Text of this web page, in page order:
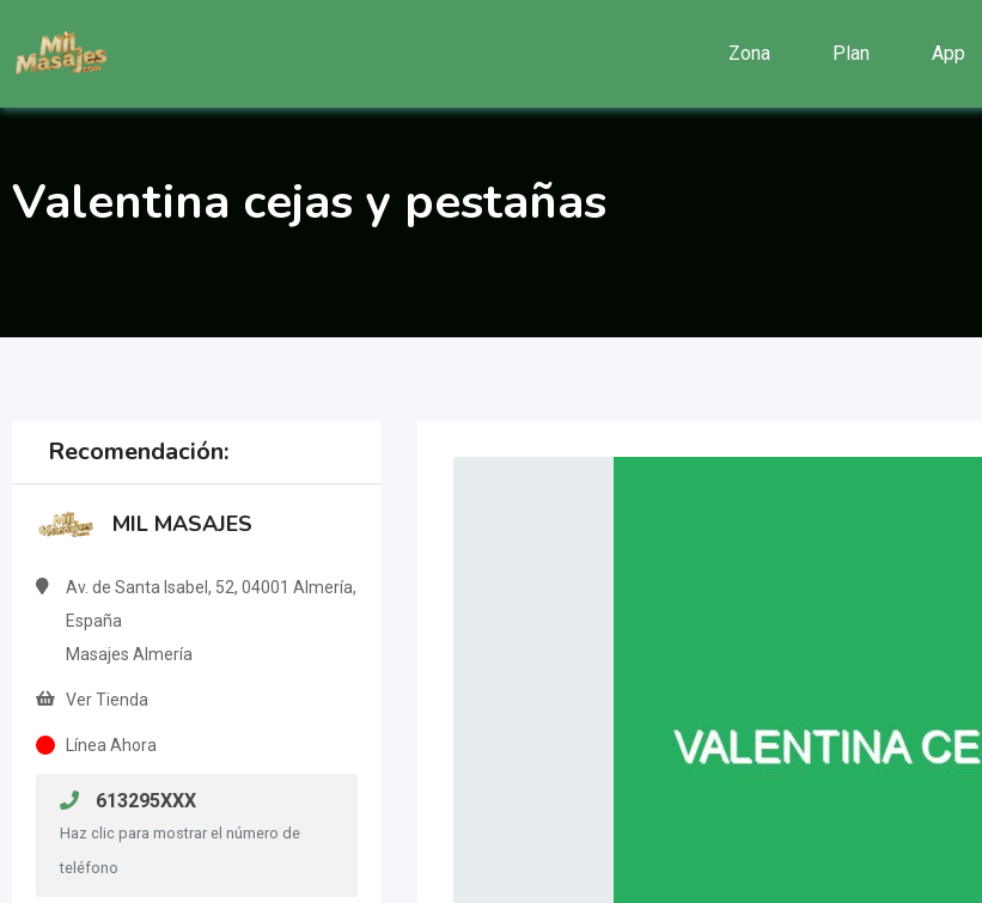
contenido
Zona Plan App
Valentina cejas y pestañas
Recomendación:
MIL MASAJES
Av. de Santa Isabel, 52, 04001 Almería,
España
Masajes Almería
Ver Tienda
Línea Ahora
613295XXX
Haz clic para mostrar el número de
teléfono